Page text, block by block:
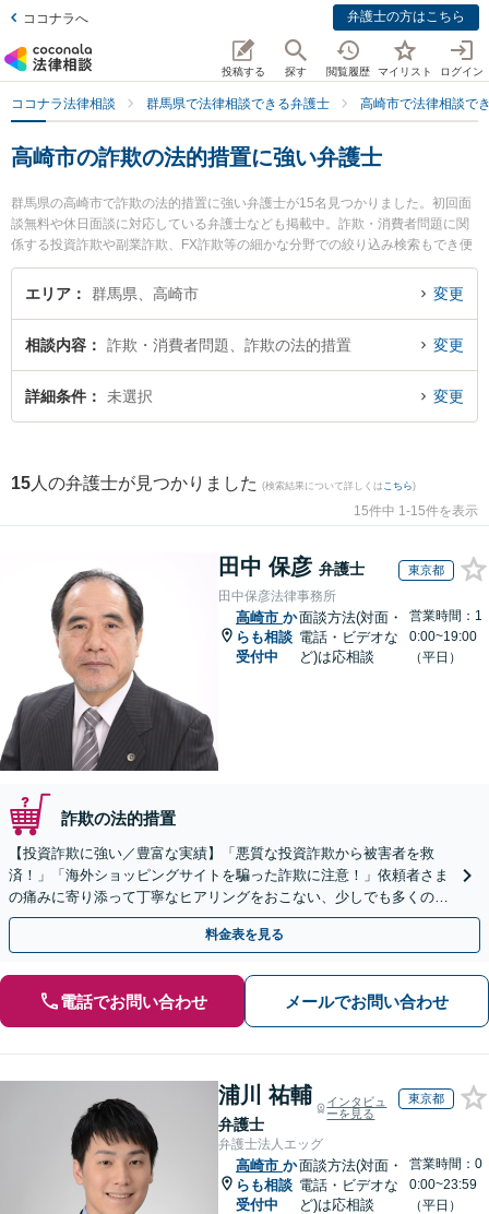
ココナラへ 弁護士の方はこちら
投稿する 探す 閲覧履歴 マイリスト ログイン
ココナラ法律相談 群馬県で法律相談できる弁護士 高崎市で法律相談で
高崎市の詐欺の法的措置に強い弁護士
群馬県の高崎市で詐欺の法的措置に強い弁護士が15名見つかりました。初回面
談無料や休日面談に対応している弁護士なども掲載中。詐欺・消費者問題に関
係する投資詐欺や副業詐欺、FX詐欺等の細かな分野での絞り込み検索もでき便
利です。特に弁護士法人佐々木法律事務所の佐々木 弘道弁護士やはるな総合法
律事務所の宮武 優弁護士、石原・関・猿谷法律事務所 高崎オフィスの猪俣 有
に相談したい』『詐欺の法的措置のトラブル解決の実績豊富な近くの弁護士を
検索したい』『初回相談無料で詐欺の法的措置を法律相談できる高崎市内の弁
護士に相談予約したい』などでお困りの相談者さんにおすすめです。
エリア 群馬県、高崎市 変更
相談内容 詐欺・消費者問題、詐欺の法的措置 変更
詳細条件 未選択 変更
15 人の弁護士が見つかりました (検索結果について詳しくは こちら)
15件中 1-15件を表示
田中 保彦 弁護士 東京都
田中保彦法律事務所
高崎市 か
らも相談
受付中
面談方法(対面・
電話・ビデオな
ど)は応相談
営業時間：1
0:00~19:00
（平日）
詐欺の法的措置
【投資詐欺に強い／豊富な実績】「悪質な投資詐欺から被害者を救
済！」「海外ショッピングサイトを騙った詐欺に注意！」依頼者さま
の痛みに寄り添って丁寧なヒアリングをおこない、少しでも多くの返
金が得られるよう尽力します！
料金表を見る
電話でお問い合わせ メールでお問い合わせ
浦川 祐輔
弁護士
インタビュ
ーを見る
東京都
弁護士法人エッグ
高崎市 か
らも相談
受付中
面談方法(対面・
電話・ビデオな
ど)は応相談
営業時間：0
0:00~23:59
（平日）